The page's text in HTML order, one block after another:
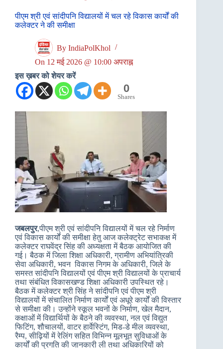
पीएम श्री एवं सांदीपनि विद्यालयों में चल रहे विकास कार्यों की
कलेक्टर ने की समीक्षा
By IndiaPolKhol
On 12 मई 2026 @ 10:00 अपराह्न
इस ख़बर को शेयर करें
0
Shares
जबलपुर,पीएम श्री एवं सांदीपनि विद्यालयों में चल रहे निर्माण
एवं विकास कार्यों की समीक्षा हेतु आज कलेक्ट्रेट सभाकक्ष में
कलेक्टर राघवेंद्र सिंह की अध्यक्षता में बैठक आयोजित की
गई। बैठक में जिला शिक्षा अधिकारी, ग्रामीण अभियांत्रिकी
सेवा अधिकारी, भवन विकास निगम के अधिकारी, जिले के
समस्त सांदीपनि विद्यालयों एवं पीएम श्री विद्यालयों के प्राचार्य
तथा संबंधित विकासखण्ड शिक्षा अधिकारी उपस्थित रहे।
बैठक में कलेक्टर श्री सिंह ने सांदीपनि एवं पीएम श्री
विद्यालयों में संचालित निर्माण कार्यों एवं अधूरे कार्यों की विस्तार
से समीक्षा की। उन्होंने स्कूल भवनों के निर्माण, खेल मैदान,
कक्षाओं में विद्यार्थियों के बैठने की व्यवस्था, नल एवं विद्युत
फिटिंग, शौचालयों, वाटर हार्वेस्टिंग, मिड-डे मील व्यवस्था,
रैम्प, सीढ़ियों में रेलिंग सहित विभिन्न मूलभूत सुविधाओं के
कार्यों की प्रगति की जानकारी ली तथा अधिकारियों को